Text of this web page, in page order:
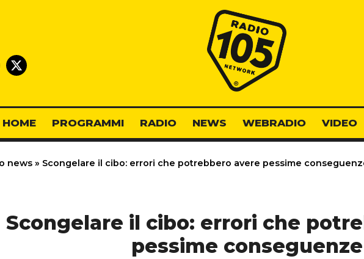
Radio 105
HOME PROGRAMMI RADIO NEWS WEBRADIO VIDEO
news » Scongelare il cibo: errori che potrebbero avere pessime
Scongelare il cibo: errori che
pessime conseguenze